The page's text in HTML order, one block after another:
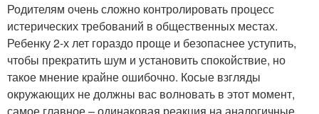
Родителям очень сложно контролировать процесс
истерических требований в общественных местах.
Ребенку 2-х лет гораздо проще и безопаснее уступить,
чтобы прекратить шум и установить спокойствие, но
такое мнение крайне ошибочно. Косые взгляды
окружающих не должны вас волновать в этот момент,